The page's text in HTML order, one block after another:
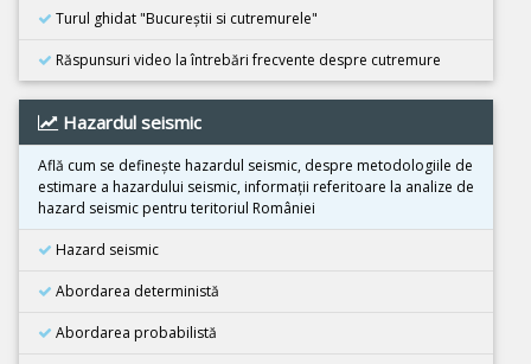
02 Noiembrie 2025
25 Octombrie 2025
Cutremur M4.2, Zona seismica Vrancea
25 Octombrie 2025
Cutremur M4.2, Zona seismica Vrancea
22 Octombrie 2025
Cutremur M4.2, Zona seismica Vrancea
Cutremur M7.4, Filipine
30 Septembrie 2025
Turul ghidat "Bucureştii si cutremurele"
Răspunsuri video la întrebări frecvente despre cutremure
Hazardul seismic
Află cum se defineşte hazardul seismic, despre metodologiile de
estimare a hazardului seismic, informaţii referitoare la analize de
hazard seismic pentru teritoriul României
Hazard seismic
Abordarea deterministă
Abordarea probabilistă